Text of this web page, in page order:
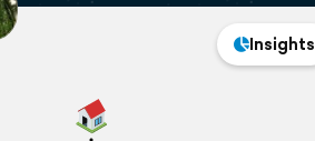
Insights